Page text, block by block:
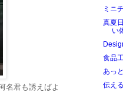
名君も誘えばよ
ミニ
真夏
い
食品
あっ
伝え